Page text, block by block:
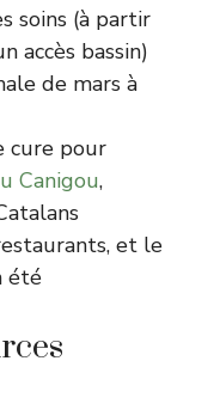
soins (à partir
accès bassin)
de mars à
cure pour
Canigou,
et le
été